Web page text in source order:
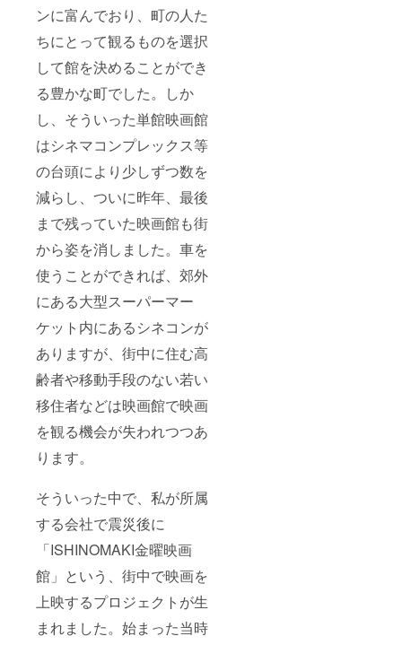
ンに富んでおり、町の人た
ちにとって観るものを選択
して館を決めることができ
る豊かな町でした。しか
し、そういった単館映画館
はシネマコンプレックス等
の台頭により少しずつ数を
減らし、ついに昨年、最後
まで残っていた映画館も街
から姿を消しました。車を
使うことができれば、郊外
にある大型スーパーマー
ケット内にあるシネコンが
ありますが、街中に住む高
齢者や移動手段のない若い
移住者などは映画館で映画
を観る機会が失われつつあ
ります。
そういった中で、私が所属
する会社で震災後に
「ISHINOMAKI金曜映画
館」という、街中で映画を
上映するプロジェクトが生
まれました。始まった当時